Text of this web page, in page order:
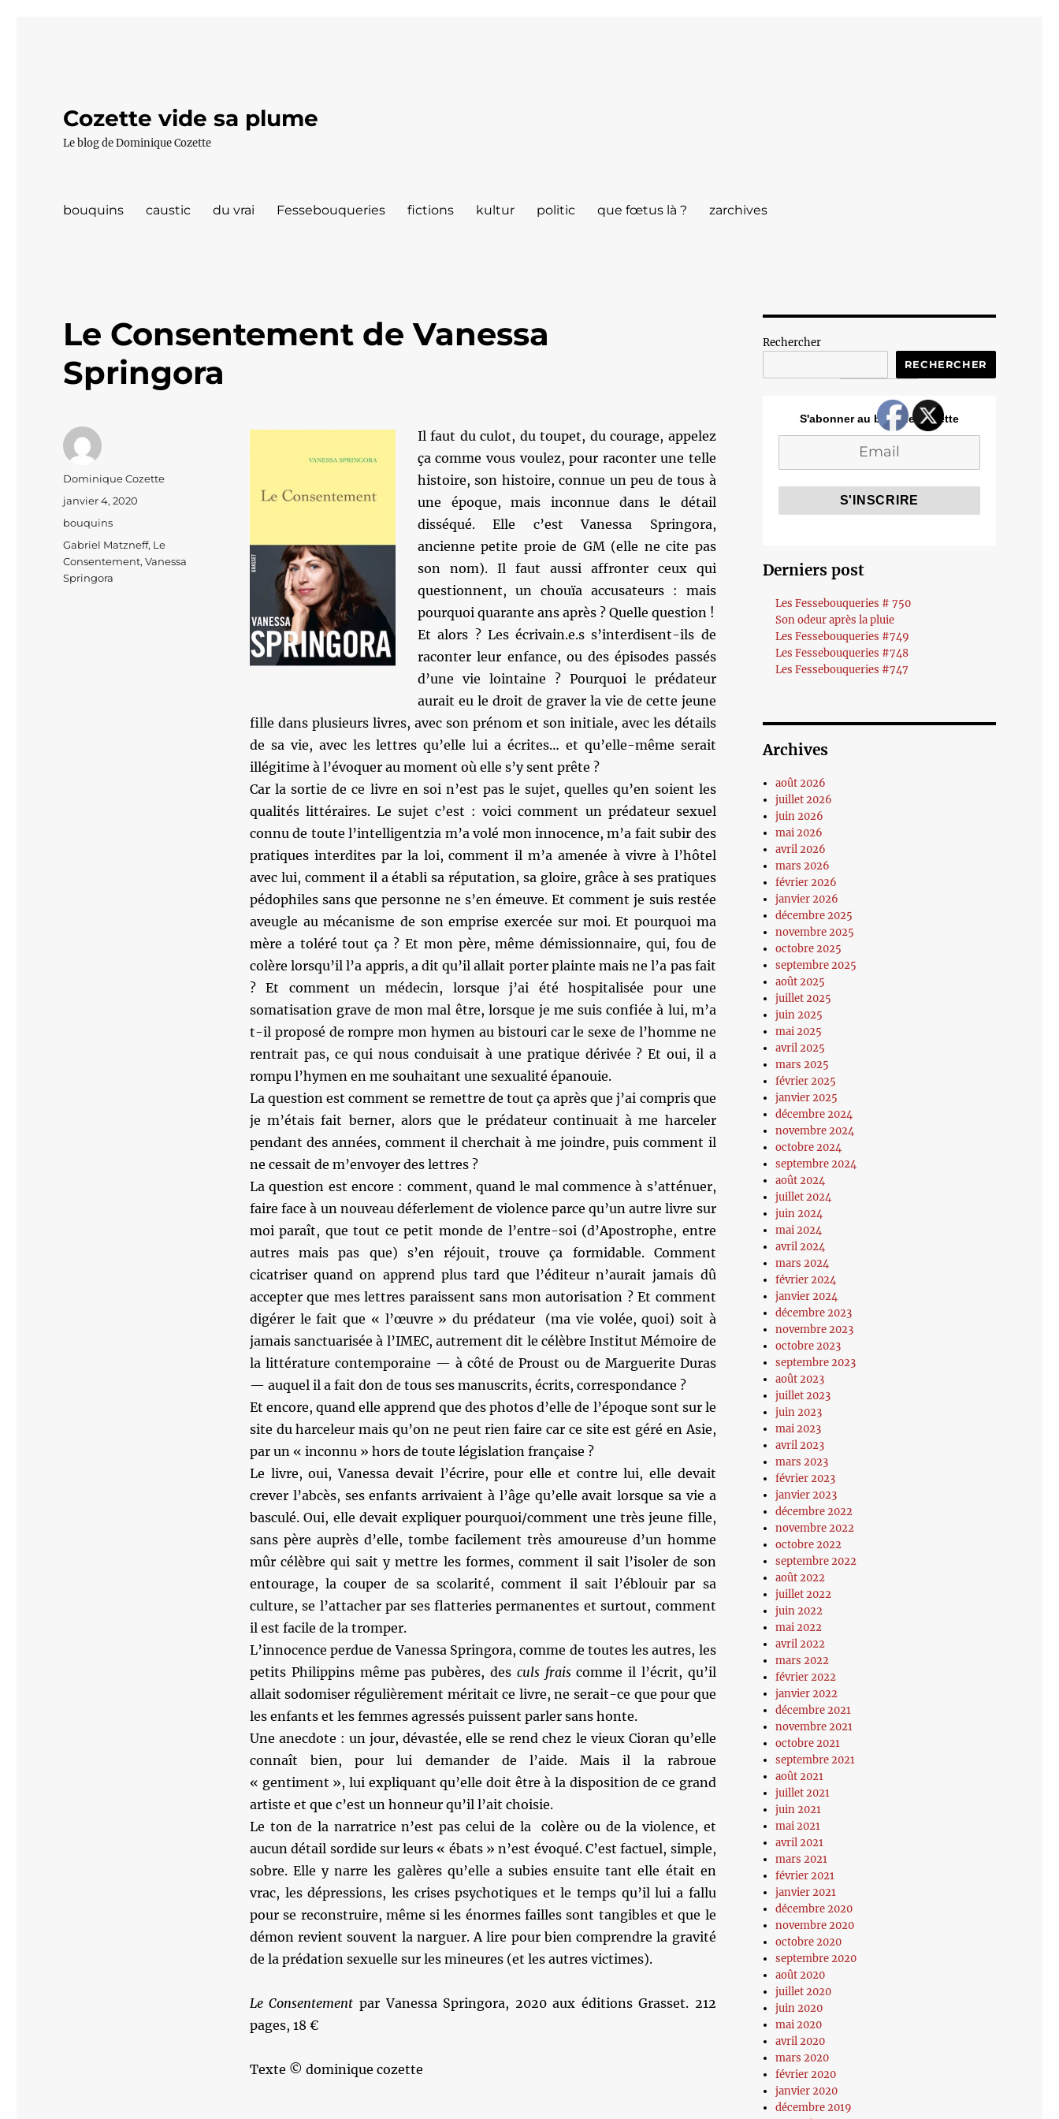
Cozette vide sa plume
Le blog de Dominique Cozette
bouquins caustic du vrai Fessebouqueries fictions kultur politic que fœtus là ? zarchives
Le Consentement de Vanessa
Springora
Il faut du culot, du toupet, du courage, appelez
ça comme vous voulez, pour raconter une telle
histoire, son histoire, connue un peu de tous à
une époque, mais inconnue dans le détail
disséqué. Elle c’est Vanessa Springora,
ancienne petite proie de GM (elle ne cite pas
son nom). Il faut aussi affronter ceux qui
questionnent, un chouïa accusateurs : mais
pourquoi quarante ans après ? Quelle question !
Et alors ? Les écrivain.e.s s’interdisent-ils de
raconter leur enfance, ou des épisodes passés
d’une vie lointaine ? Pourquoi le prédateur
aurait eu le droit de graver la vie de cette jeune
fille dans plusieurs livres, avec son prénom et son initiale, avec les détails
de sa vie, avec les lettres qu’elle lui a écrites… et qu’elle-même serait
illégitime à l’évoquer au moment où elle s’y sent prête ?
Car la sortie de ce livre en soi n’est pas le sujet, quelles qu’en soient les
qualités littéraires. Le sujet c’est : voici comment un prédateur sexuel
connu de toute l’intelligentzia m’a volé mon innocence, m’a fait subir des
pratiques interdites par la loi, comment il m’a amenée à vivre à l’hôtel
avec lui, comment il a établi sa réputation, sa gloire, grâce à ses pratiques
pédophiles sans que personne ne s’en émeuve. Et comment je suis restée
aveugle au mécanisme de son emprise exercée sur moi. Et pourquoi ma
mère a toléré tout ça ? Et mon père, même démissionnaire, qui, fou de
colère lorsqu’il l’a appris, a dit qu’il allait porter plainte mais ne l’a pas fait
? Et comment un médecin, lorsque j’ai été hospitalisée pour une
somatisation grave de mon mal être, lorsque je me suis confiée à lui, m’a
t-il proposé de rompre mon hymen au bistouri car le sexe de l’homme ne
rentrait pas, ce qui nous conduisait à une pratique dérivée ? Et oui, il a
rompu l’hymen en me souhaitant une sexualité épanouie.
La question est comment se remettre de tout ça après que j’ai compris que
je m’étais fait berner, alors que le prédateur continuait à me harceler
pendant des années, comment il cherchait à me joindre, puis comment il
ne cessait de m’envoyer des lettres ?
La question est encore : comment, quand le mal commence à s’atténuer,
faire face à un nouveau déferlement de violence parce qu’un autre livre sur
moi paraît, que tout ce petit monde de l’entre-soi (d’Apostrophe, entre
autres mais pas que) s’en réjouit, trouve ça formidable. Comment
cicatriser quand on apprend plus tard que l’éditeur n’aurait jamais dû
accepter que mes lettres paraissent sans mon autorisation ? Et comment
digérer le fait que « l’œuvre » du prédateur (ma vie volée, quoi) soit à
jamais sanctuarisée à l’IMEC, autrement dit le célèbre Institut Mémoire de
la littérature contemporaine — à côté de Proust ou de Marguerite Duras
— auquel il a fait don de tous ses manuscrits, écrits, correspondance ?
Et encore, quand elle apprend que des photos d’elle de l’époque sont sur le
site du harceleur mais qu’on ne peut rien faire car ce site est géré en Asie,
par un « inconnu » hors de toute législation française ?
Le livre, oui, Vanessa devait l’écrire, pour elle et contre lui, elle devait
crever l’abcès, ses enfants arrivaient à l’âge qu’elle avait lorsque sa vie a
basculé. Oui, elle devait expliquer pourquoi/comment une très jeune fille,
sans père auprès d’elle, tombe facilement très amoureuse d’un homme
mûr célèbre qui sait y mettre les formes, comment il sait l’isoler de son
entourage, la couper de sa scolarité, comment il sait l’éblouir par sa
culture, se l’attacher par ses flatteries permanentes et surtout, comment
il est facile de la tromper.
L’innocence perdue de Vanessa Springora, comme de toutes les autres, les
petits Philippins même pas pubères, des culs fraiscomme il l’écrit, qu’il
allait sodomiser régulièrement méritait ce livre, ne serait-ce que pour que
les enfants et les femmes agressés puissent parler sans honte.
Une anecdote : un jour, dévastée, elle se rend chez le vieux Cioran qu’elle
connaît bien, pour lui demander de l’aide. Mais il la rabroue
« gentiment », lui expliquant qu’elle doit être à la disposition de ce grand
artiste et que c’est un honneur qu’il l’ait choisie.
Le ton de la narratrice n’est pas celui de la colère ou de la violence, et
aucun détail sordide sur leurs « ébats » n’est évoqué. C’est factuel, simple,
sobre. Elle y narre les galères qu’elle a subies ensuite tant elle était en
vrac, les dépressions, les crises psychotiques et le temps qu’il lui a fallu
pour se reconstruire, même si les énormes failles sont tangibles et que le
démon revient souvent la narguer. A lire pour bien comprendre la gravité
de la prédation sexuelle sur les mineures (et les autres victimes).
Le Consentement par Vanessa Springora, 2020 aux éditions Grasset. 212
pages, 18 €
Texte © dominique cozette
Auteur
Dominique Cozette
Publié
le
janvier 4, 2020
Catégories
bouquins
Étiquettes
Gabriel Matzneff, Le
Consentement,Vanessa
Springora
Rechercher
RECHERCHER
S'abonner au blog de Cozette
Derniers post
Les Fessebouqueries # 750
Son odeur après la pluie
Les Fessebouqueries #749
Les Fessebouqueries #748
Les Fessebouqueries #747
Archives
août 2026
juillet 2026
juin 2026
mai 2026
avril 2026
mars 2026
février 2026
janvier 2026
décembre 2025
novembre 2025
octobre 2025
septembre 2025
août 2025
juillet 2025
juin 2025
mai 2025
avril 2025
mars 2025
février 2025
janvier 2025
décembre 2024
novembre 2024
octobre 2024
septembre 2024
août 2024
juillet 2024
juin 2024
mai 2024
avril 2024
mars 2024
février 2024
janvier 2024
décembre 2023
novembre 2023
octobre 2023
septembre 2023
août 2023
juillet 2023
juin 2023
mai 2023
avril 2023
mars 2023
février 2023
janvier 2023
décembre 2022
novembre 2022
octobre 2022
septembre 2022
août 2022
juillet 2022
juin 2022
mai 2022
avril 2022
mars 2022
février 2022
janvier 2022
décembre 2021
novembre 2021
octobre 2021
septembre 2021
août 2021
juillet 2021
juin 2021
mai 2021
avril 2021
mars 2021
février 2021
janvier 2021
décembre 2020
novembre 2020
octobre 2020
septembre 2020
août 2020
juillet 2020
juin 2020
mai 2020
avril 2020
mars 2020
février 2020
janvier 2020
décembre 2019